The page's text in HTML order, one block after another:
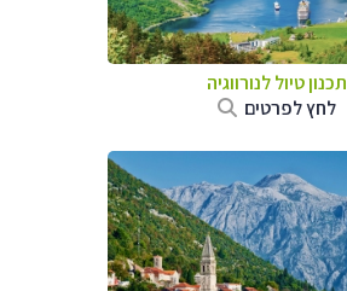
תכנון טיול לנורווגיה
לחץ לפרטים